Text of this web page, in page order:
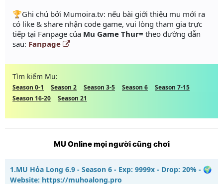
️🏆Ghi chú bởi Mumoira.tv: nếu bài giới thiệu mu mới ra
có like & share nhận code game, vui lòng tham gia trực
tiếp tại Fanpage của Mu Game Thur= theo đường dẫn
sau: Fanpage
Tìm kiếm Mu:
Season 0-1 Season 2 Season 3-5 Season 6
Season 7-15
Season 16-20
Season 21
MU Online mọi người cũng chơi
1.MU Hỏa Long 6.9 - Season 6 - Exp: 9999x - Drop: 20% - 🌍
Website: https://muhoalong.pro